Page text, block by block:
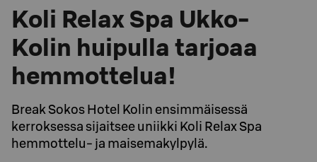
Koli Relax Spa Ukko-
Kolin huipulla tarjoaa
hemmottelua!
Break Sokos Hotel Kolin ensimmäisessä
kerroksessa sijaitsee uniikki Koli Relax Spa
hemmottelu- ja maisemakylpylä.